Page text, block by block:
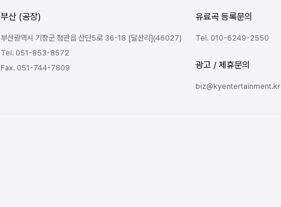
부산 (공장)
부산광역시 기장군 정관읍 산단5로 36-18 [달산리](46027)
Tel. 051-853-8572
Fax. 051-744-7809
유료곡 등록문의
Tel. 010-6249-2550
광고 / 제휴문의
biz@kyentertainment.kr